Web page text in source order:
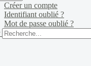
Créer un compte
Identifiant oublié ?
Mot de passe oublié ?